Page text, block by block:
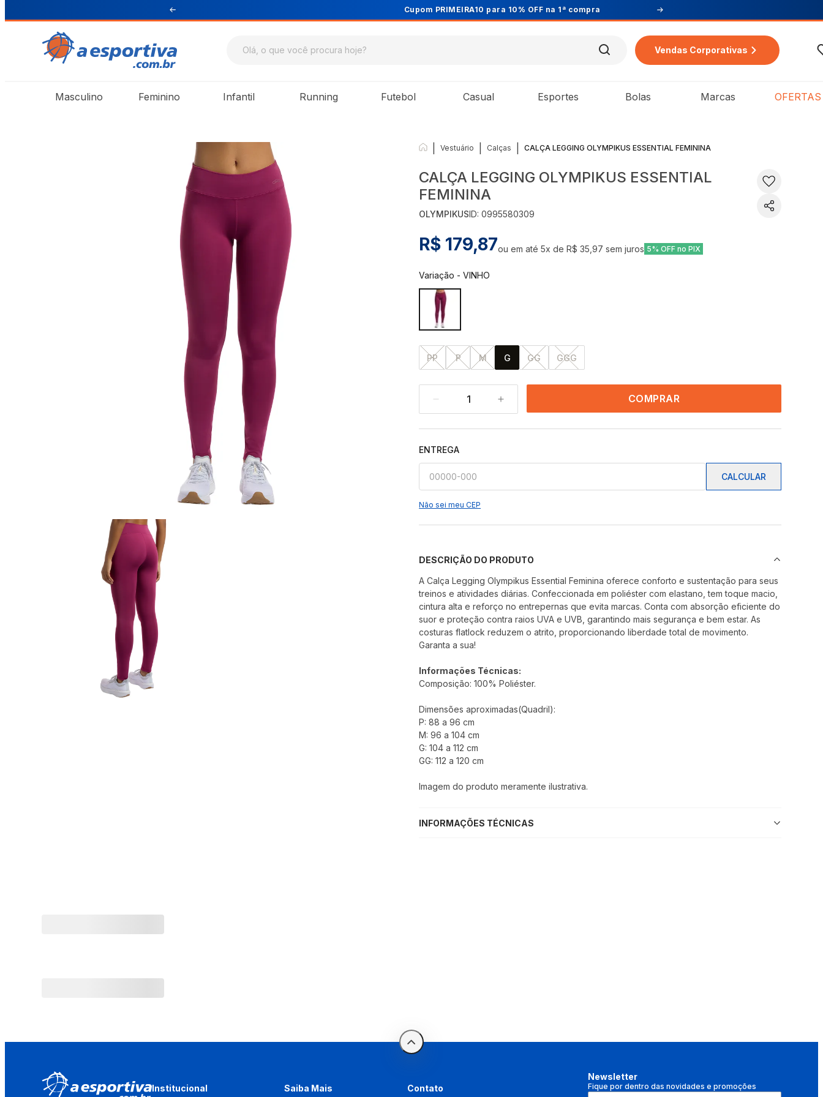
Cupom PRIMEIRA10 para 10% OFF na 1ª compra
Vendas Corporativas
Masculino Feminino Infantil Running Futebol Casual Esportes Bolas Marcas OFERTAS
Vestuário Calças CALÇA LEGGING OLYMPIKUS ESSENTIAL FEMININA
CALÇA LEGGING OLYMPIKUS ESSENTIAL
FEMININA
OLYMPIKUSID:0995580309
R$ 179,87ou em até5x deR$ 35,97 sem juros 5% OFF no PIX
Variação -VINHO
PP P M G GG GGG
1 COMPRAR
ENTREGA
CALCULAR
Não sei meu CEP
DESCRIÇÃO DO PRODUTO
A Calça Legging Olympikus Essential Feminina oferece conforto e sustentação para seus
treinos e atividades diárias. Confeccionada em poliéster com elastano, tem toque macio,
cintura alta e reforço no entrepernas que evita marcas. Conta com absorção eficiente do
suor e proteção contra raios UVA e UVB, garantindo mais segurança e bem estar. As
costuras flatlock reduzem o atrito, proporcionando liberdade total de movimento.
Garanta a sua!
Informações Técnicas:
Composição: 100% Poliéster.
Dimensões aproximadas(Quadril):
P: 88 a 96 cm
M: 96 a 104 cm
G: 104 a 112 cm
GG: 112 a 120 cm
Imagem do produto meramente ilustrativa.
INFORMAÇÕES TÉCNICAS
Institucional Saiba Mais Contato
Newsletter
Fique por dentro das novidades e promoções